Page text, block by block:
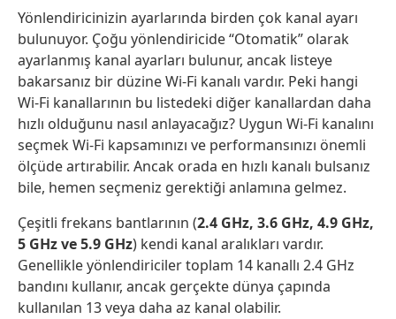
Yönlendiricinizin ayarlarında birden çok kanal ayarı
bulunuyor. Çoğu yönlendiricide “Otomatik” olarak
ayarlanmış kanal ayarları bulunur, ancak listeye
bakarsanız bir düzine Wi-Fi kanalı vardır. Peki hangi
Wi-Fi kanallarının bu listedeki diğer kanallardan daha
hızlı olduğunu nasıl anlayacağız? Uygun Wi-Fi kanalını
seçmek Wi-Fi kapsamınızı ve performansınızı önemli
ölçüde artırabilir. Ancak orada en hızlı kanalı bulsanız
bile, hemen seçmeniz gerektiği anlamına gelmez.
Çeşitli frekans bantlarının (2.4 GHz, 3.6 GHz, 4.9 GHz,
5 GHz ve 5.9 GHz) kendi kanal aralıkları vardır.
Genellikle yönlendiriciler toplam 14 kanallı 2.4 GHz
bandını kullanır, ancak gerçekte dünya çapında
kullanılan 13 veya daha az kanal olabilir.